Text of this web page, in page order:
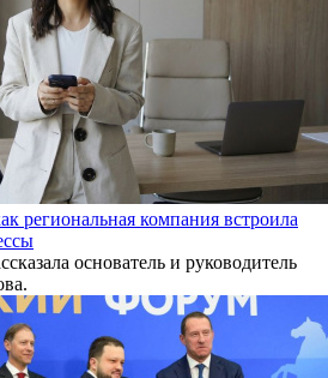
региональная компания встроила
основатель и руководитель